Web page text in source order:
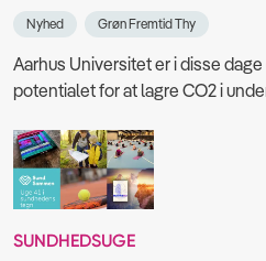
Nyhed Grøn Fremtid Thy
Aarhus Universitet er i disse
potentialet for at lagre CO2 i
SUNDHEDSUGE